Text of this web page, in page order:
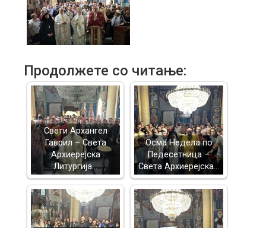
Продолжете со читање:
Свети Архангел
Гаврил – Света
Архиерејска
Литургија…
Осма Недела по
Педесетница –
Света Архиерејска…